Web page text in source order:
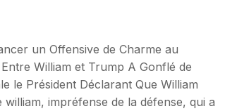
un Offensive de Charme au
William et Trump A Gonflé de
le Président Déclarant Que William
impréfense de la défense, qui a